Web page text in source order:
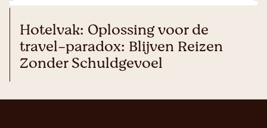
Hotelvak: Oplossing voor de
travel-paradox: Blijven Reizen
Zonder Schuldgevoel